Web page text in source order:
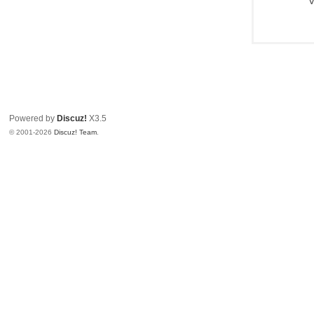
Powered by Discuz! X3.5
© 2001-2026Discuz! Team